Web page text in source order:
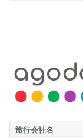
旅行会社名